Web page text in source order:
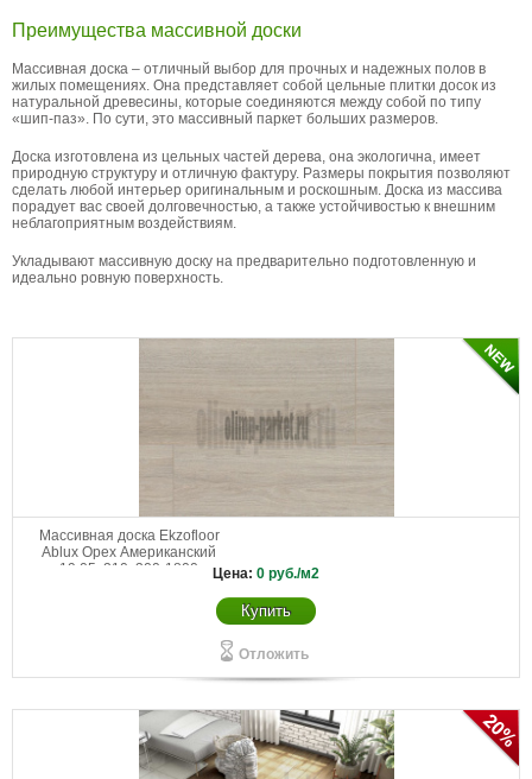
Светло-коричневый
Светло-серый
Серый
Темный
Черный
Преимущества массивной доски
Массивная доска – отличный выбор для прочных и надежных полов в
жилых помещениях. Она представляет собой цельные плитки досок из
натуральной древесины, которые соединяются между собой по типу
«шип-паз». По сути, это массивный паркет больших размеров.
Доска изготовлена из цельных частей дерева, она экологична, имеет
природную структуру и отличную фактуру. Размеры покрытия позволяют
сделать любой интерьер оригинальным и роскошным. Доска из массива
порадует вас своей долговечностью, а также устойчивостью к внешним
неблагоприятным воздействиям.
Укладывают массивную доску на предварительно подготовленную и
идеально ровную поверхность.
Массивная доска Ekzofloor
Ablux Орех Американский
19,05x210x300-1800
Цена: 0 руб./м2
Купить
Отложить